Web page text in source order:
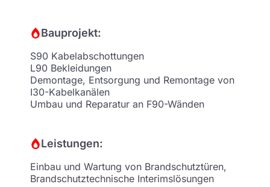
Bauprojekt:
S90 Kabelabschottungen
L90 Bekleidungen
Demontage, Entsorgung und Remontage von
I30-Kabelkanälen
Umbau und Reparatur an F90-Wänden
Leistungen:
Einbau und Wartung von Brandschutztüren,
Brandschutztechnische Interimslösungen